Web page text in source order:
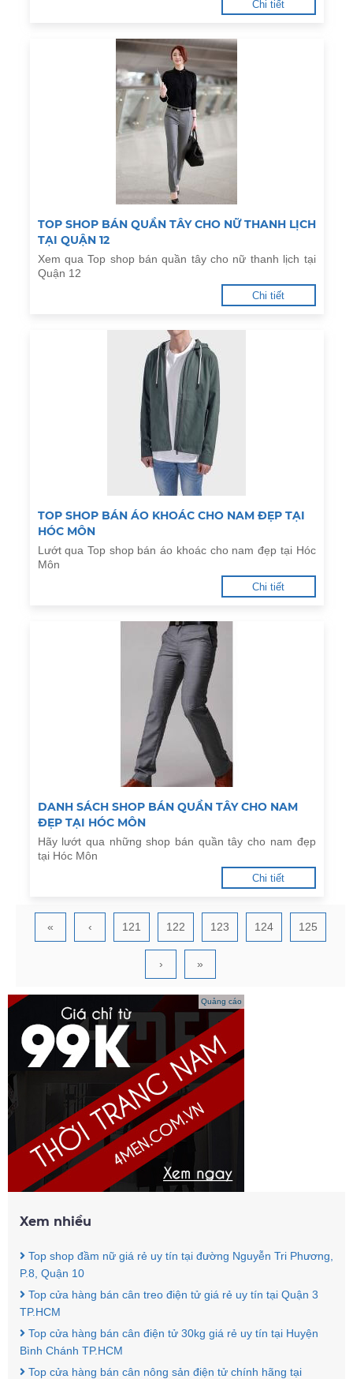
Chi tiết
TOP SHOP BÁN QUẦN TÂY CHO NỮ THANH LỊCH
TẠI QUẬN 12
Xem qua Top shop bán quần tây cho nữ thanh lịch tại
Quận 12
Chi tiết
TOP SHOP BÁN ÁO KHOÁC CHO NAM ĐẸP TẠI
HÓC MÔN
Lướt qua Top shop bán áo khoác cho nam đẹp tại Hóc
Môn
Chi tiết
DANH SÁCH SHOP BÁN QUẦN TÂY CHO NAM
ĐẸP TẠI HÓC MÔN
Hãy lướt qua những shop bán quần tây cho nam đẹp
tại Hóc Môn
Chi tiết
« ‹ 121 122 123 124 125
› »
Quảng cáo
Xem nhiều
Top shop đầm nữ giá rẻ uy tín tại đường Nguyễn Tri Phương,
P.8, Quận 10
Top cửa hàng bán cân treo điện tử giá rẻ uy tín tại Quận 3
TP.HCM
Top cửa hàng bán cân điện tử 30kg giá rẻ uy tín tại Huyện
Bình Chánh TP.HCM
Top cửa hàng bán cân nông sản điện tử chính hãng tại